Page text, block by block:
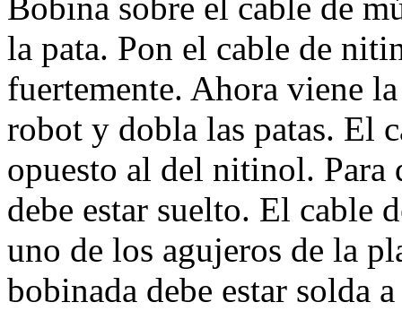
Bobina sobre el cable de
la pata. Pon el cable de
fuertemente. Ahora viene
robot y dobla las patas. El
opuesto al del nitinol. Para
debe estar suelto. El cable
uno de los agujeros de la
bobinada debe estar solda